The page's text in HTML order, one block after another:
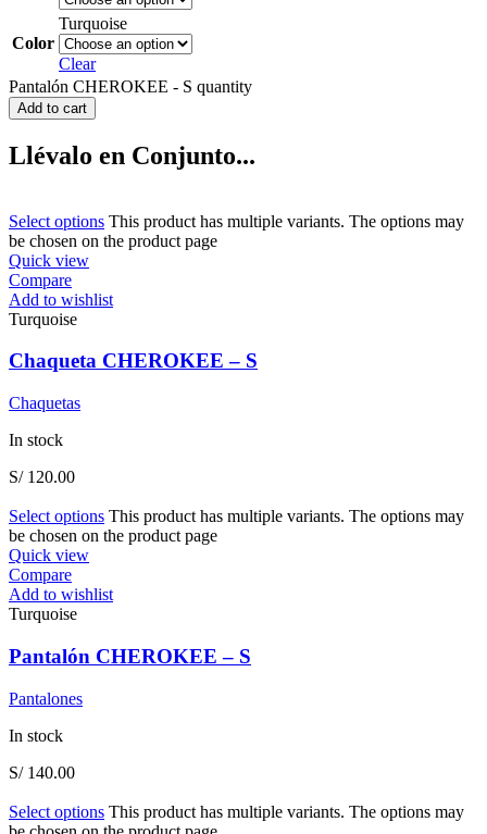
Color
Turquoise
Clear
Pantalón CHEROKEE - S quantity
Add to cart
Llévalo en Conjunto...
Select options This product has multiple variants. The options may
be chosen on the product page
Quick view
Compare
Add to wishlist
Turquoise
Chaqueta CHEROKEE – S
Chaquetas
In stock
S/120.00
Select options This product has multiple variants. The options may
be chosen on the product page
Quick view
Compare
Add to wishlist
Turquoise
Pantalón CHEROKEE – S
Pantalones
In stock
S/140.00
Select options This product has multiple variants. The options may